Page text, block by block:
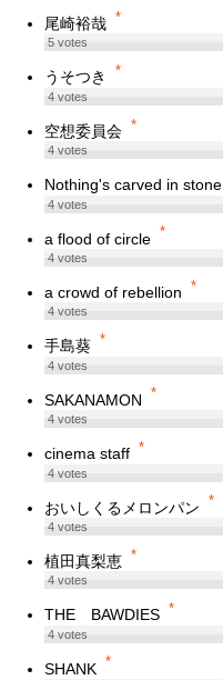
尾崎裕哉 *
5votes
うそつき *
4votes
空想委員会 *
4votes
Nothing's carved in stone
4votes
a flood of circle *
4votes
a crowd of rebellion *
4votes
手島葵 *
4votes
SAKANAMON *
4votes
cinema staff *
4votes
おいしくるメロンパン *
4votes
植田真梨恵 *
4votes
THE BAWDIES *
4votes
SHANK *